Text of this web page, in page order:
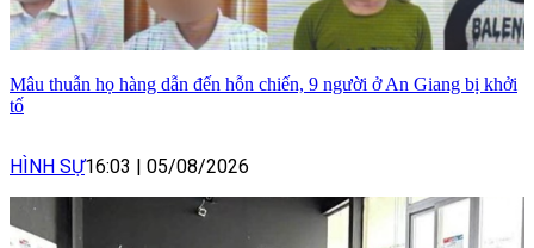
Mâu thuẫn họ hàng dẫn đến hỗn chiến, 9 người ở An Giang bị khởi
tố
HÌNH SỰ16:03 | 05/08/2026